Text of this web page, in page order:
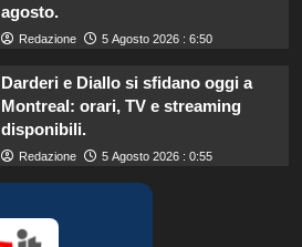
agosto.
Redazione 5 Agosto 2026 : 6:50
Darderi e Diallo si sfidano oggi a
Montreal: orari, TV e streaming
disponibili.
Redazione 5 Agosto 2026 : 0:55